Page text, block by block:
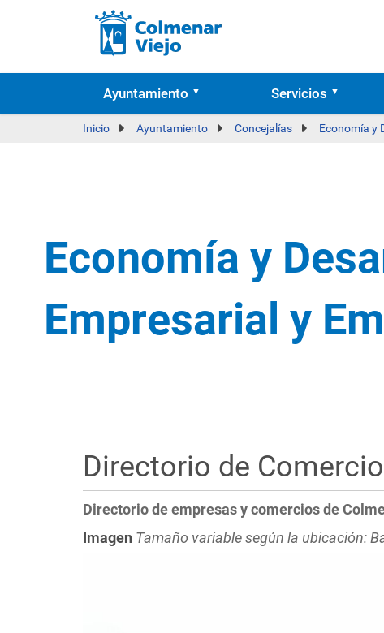
Ayuntamiento Servicios
Inicio Ayuntamiento Concejalías Economía y
Economía y
Empresarial y
Directorio de
Directorio de empresas y comercios de
Imagen Tamaño variable según la ubicación: